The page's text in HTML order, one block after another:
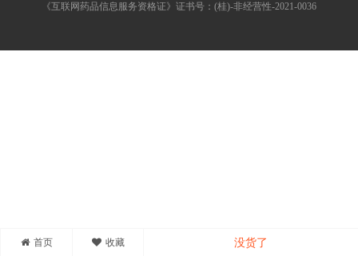
首页 收藏 没货了
《互联网药品信息服务资格证》证书号：(桂)-非经营性-2021-0036